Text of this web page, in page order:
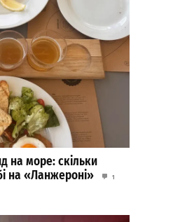
на море: скільки
на «Ланжероні»
1